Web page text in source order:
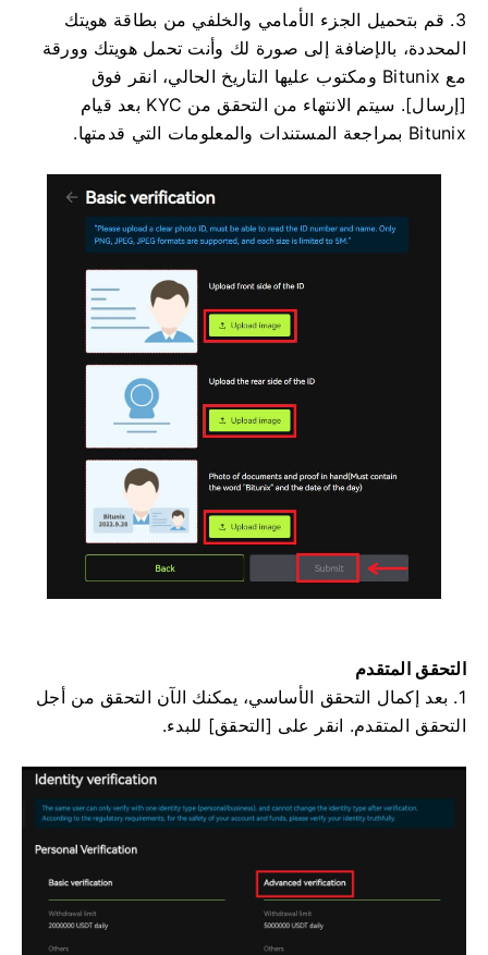
3. قم بتحميل الجزء الأمامي والخلفي من بطاقة هويتك
المحددة، بالإضافة إلى صورة لك وأنت تحمل هويتك وورقة
مع Bitunix ومكتوب عليها التاريخ الحالي، انقر فوق
[إرسال].
سيتم الانتهاء من التحقق من KYC بعد قيام
Bitunix بمراجعة المستندات والمعلومات التي قدمتها.
التحقق المتقدم
1. بعد إكمال التحقق الأساسي، يمكنك الآن التحقق من أجل
التحقق المتقدم. انقر على [التحقق] للبدء.